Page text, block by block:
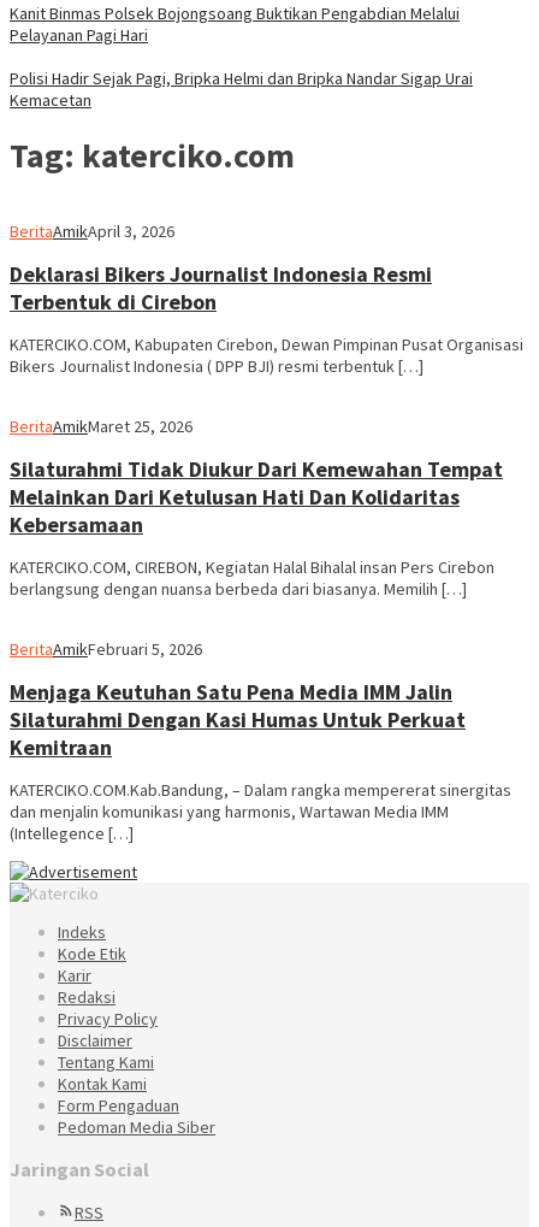
Kanit Binmas Polsek Bojongsoang Buktikan Pengabdian Melalui
Pelayanan Pagi Hari
Polisi Hadir Sejak Pagi, Bripka Helmi dan Bripka Nandar Sigap Urai
Kemacetan
Tag: katerciko.com
BeritaAmikApril 3, 2026
Deklarasi Bikers Journalist Indonesia Resmi
Terbentuk di Cirebon
KATERCIKO.COM, Kabupaten Cirebon, Dewan Pimpinan Pusat Organisasi
Bikers Journalist Indonesia ( DPP BJI) resmi terbentuk […]
BeritaAmikMaret 25, 2026
Silaturahmi Tidak Diukur Dari Kemewahan Tempat
Melainkan Dari Ketulusan Hati Dan Kolidaritas
Kebersamaan
KATERCIKO.COM, CIREBON, Kegiatan Halal Bihalal insan Pers Cirebon
berlangsung dengan nuansa berbeda dari biasanya. Memilih […]
BeritaAmikFebruari 5, 2026
Menjaga Keutuhan Satu Pena Media IMM Jalin
Silaturahmi Dengan Kasi Humas Untuk Perkuat
Kemitraan
KATERCIKO.COM.Kab.Bandung, – Dalam rangka mempererat sinergitas
dan menjalin komunikasi yang harmonis, Wartawan Media IMM
(Intellegence […]
Indeks
Kode Etik
Karir
Redaksi
Privacy Policy
Disclaimer
Tentang Kami
Kontak Kami
Form Pengaduan
Pedoman Media Siber
Jaringan Social
RSS